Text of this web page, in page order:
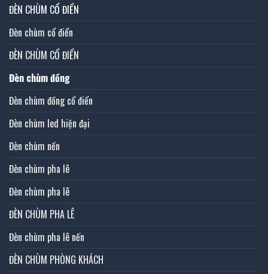
ĐÈN CHÙM CỔ ĐIỂN
Đèn chùm cổ điển
ĐÈN CHÙM CỔ ĐIỂN
Đèn chùm đồng
Đèn chùm đồng cổ điển
Đèn chùm led hiện đại
Đèn chùm nến
Đèn chùm pha lê
Đèn chùm pha lê
ĐÈN CHÙM PHA LÊ
Đèn chùm pha lê nến
ĐÈN CHÙM PHÒNG KHÁCH